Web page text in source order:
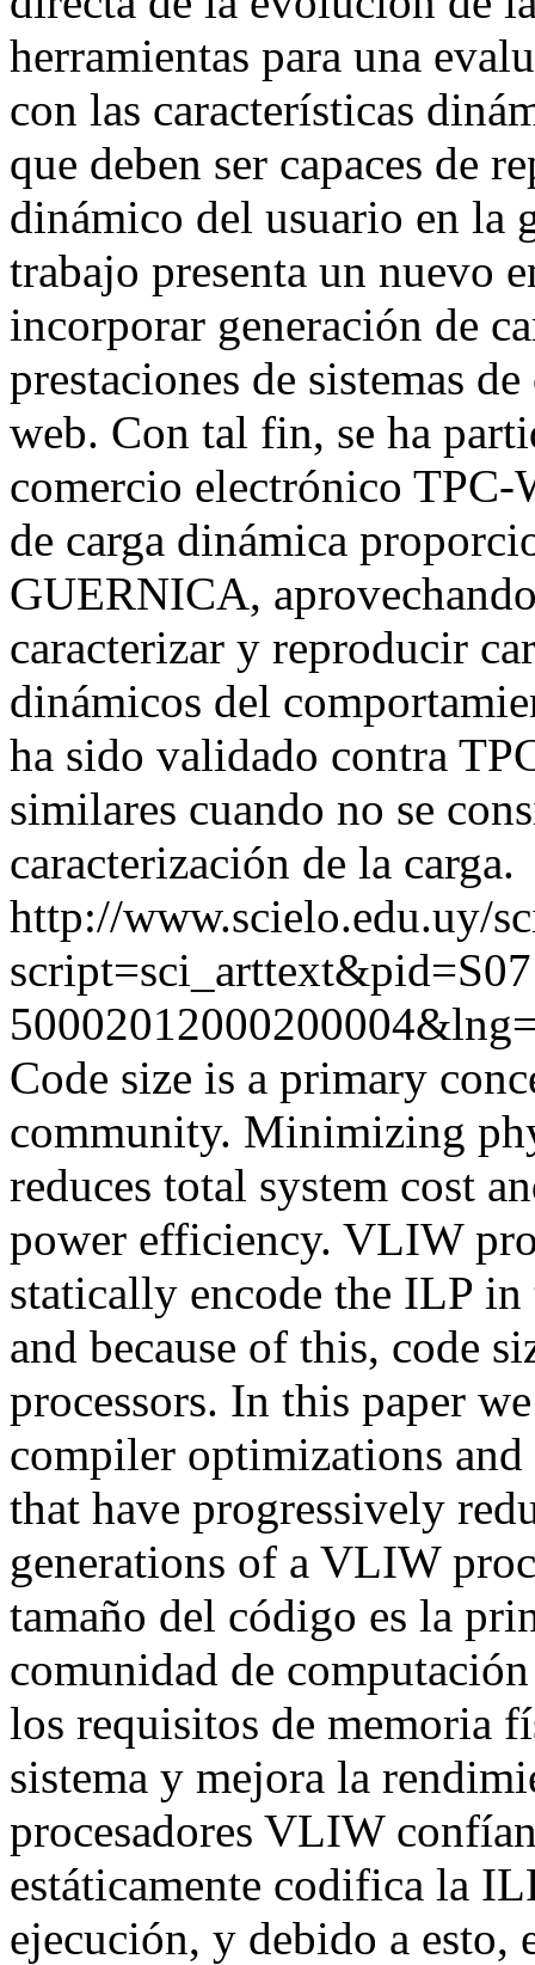
herramientas para una
con las características
que deben ser capaces de
dinámico del usuario en la
trabajo presenta un nuevo
incorporar generación de
prestaciones de sistemas
web. Con tal fin, se ha
comercio electrónico TPC-
de carga dinámica
GUERNICA,
caracterizar y reproducir
dinámicos del
ha sido validado contra
similares cuando no se
caracterización de la carga.
http://www.scielo.edu.uy/
Code size is a primary
community. Minimizing
reduces total system cost
power efficiency. VLIW
statically encode the ILP
and because of this, code
processors. In this paper
compiler optimizations and
that have progressively
generations of a VLIW
tamaño del código es la
comunidad de
los requisitos de memoria
sistema y mejora la
procesadores VLIW
estáticamente codifica la
ejecución, y debido a esto,